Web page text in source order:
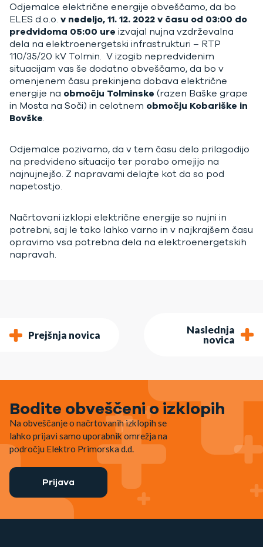
Odjemalce električne energije obveščamo, da bo
ELES d.o.o. v nedeljo, 11. 12. 2022 v času od 03:00 do
predvidoma 05:00 ure izvajal nujna vzdrževalna
dela na elektroenergetski infrastrukturi – RTP
110/35/20 kV Tolmin. V izogib nepredvidenim
situacijam vas še dodatno obveščamo, da bo v
omenjenem času prekinjena dobava električne
energije na območju Tolminske (razen Baške grape
in Mosta na Soči) in celotnem območju Kobariške in
Bovške.
Odjemalce pozivamo, da v tem času delo prilagodijo
na predvideno situacijo ter porabo omejijo na
najnujnejšo. Z napravami delajte kot da so pod
napetostjo.
Načrtovani izklopi električne energije so nujni in
potrebni, saj le tako lahko varno in v najkrajšem času
opravimo vsa potrebna dela na elektroenergetskih
napravah.
Prejšnja novica
Naslednja
novica
Bodite obveščeni o izklopih
Na obveščanje o načrtovanih izklopih se
lahko prijavi samo uporabnik omrežja na
področju Elektro Primorska d.d.
Prijava